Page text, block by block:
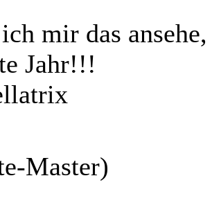
mir das
Jahr!!!
Master)